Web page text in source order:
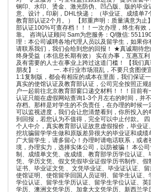
钢印、水印、烫金、激光防伪、凹凸版、版的毕业
意、设计，印刷，DHL快递； （毕业证、成绩单7
教育部认证2个月。） 【郑重声明：质量满意为止
部认证100%可查存档！！！一次办理，终生有效
靠。 咨询认证顾问 Sam为您服务：Q/微信:
理：本公司诚聘各地代理人员以及留学生，如果你
请联系我们，我们会给到您的回报！ ★真诚期待您
终身受益（本信息长期有效） 实在办事，互惠互
及有需要的人士在事业上跨过这道门槛！ 【我们
朋友】： 一. 本行业市场混乱，不要只贪图便
1:1复制版，都会有相应的成本在里面，我们保
真实的使馆认证及教育部认证，公司完全按照正规
户一起前往北京教育部窗口递交材料！！！目前有
认证只能在虚假网站查询1-3个月左右的时间，并
存档。那样是对学生的不负责任，在办理的时候
可以监视进度，我们会让您清楚看到，你所投入的
到回报，若您认为不值得，完全可以中止付款。
个人中介，真实教育部认证故意虚假报价，毕业证
挖坑骗留学学生做和原版差异很大的毕业证和成绩
广大留学生，请多留心！办理时请电话联系，或
境，办理实力，选择实体公司，以防被骗！ 本公
制、成绩单文凭、改成绩、教育部学历学位认证、
凭、学历文凭、假文凭假毕业证假学历书制作、假
证书、毕业证文凭 、文凭毕业证、毕业证认证、留
使馆证明、使馆留学回国人员证明、留学生认证、
学位认证、留学生学历认证、留学生学位认证、英
学历、澳洲文凭学历、加拿大文凭学历、新西兰学